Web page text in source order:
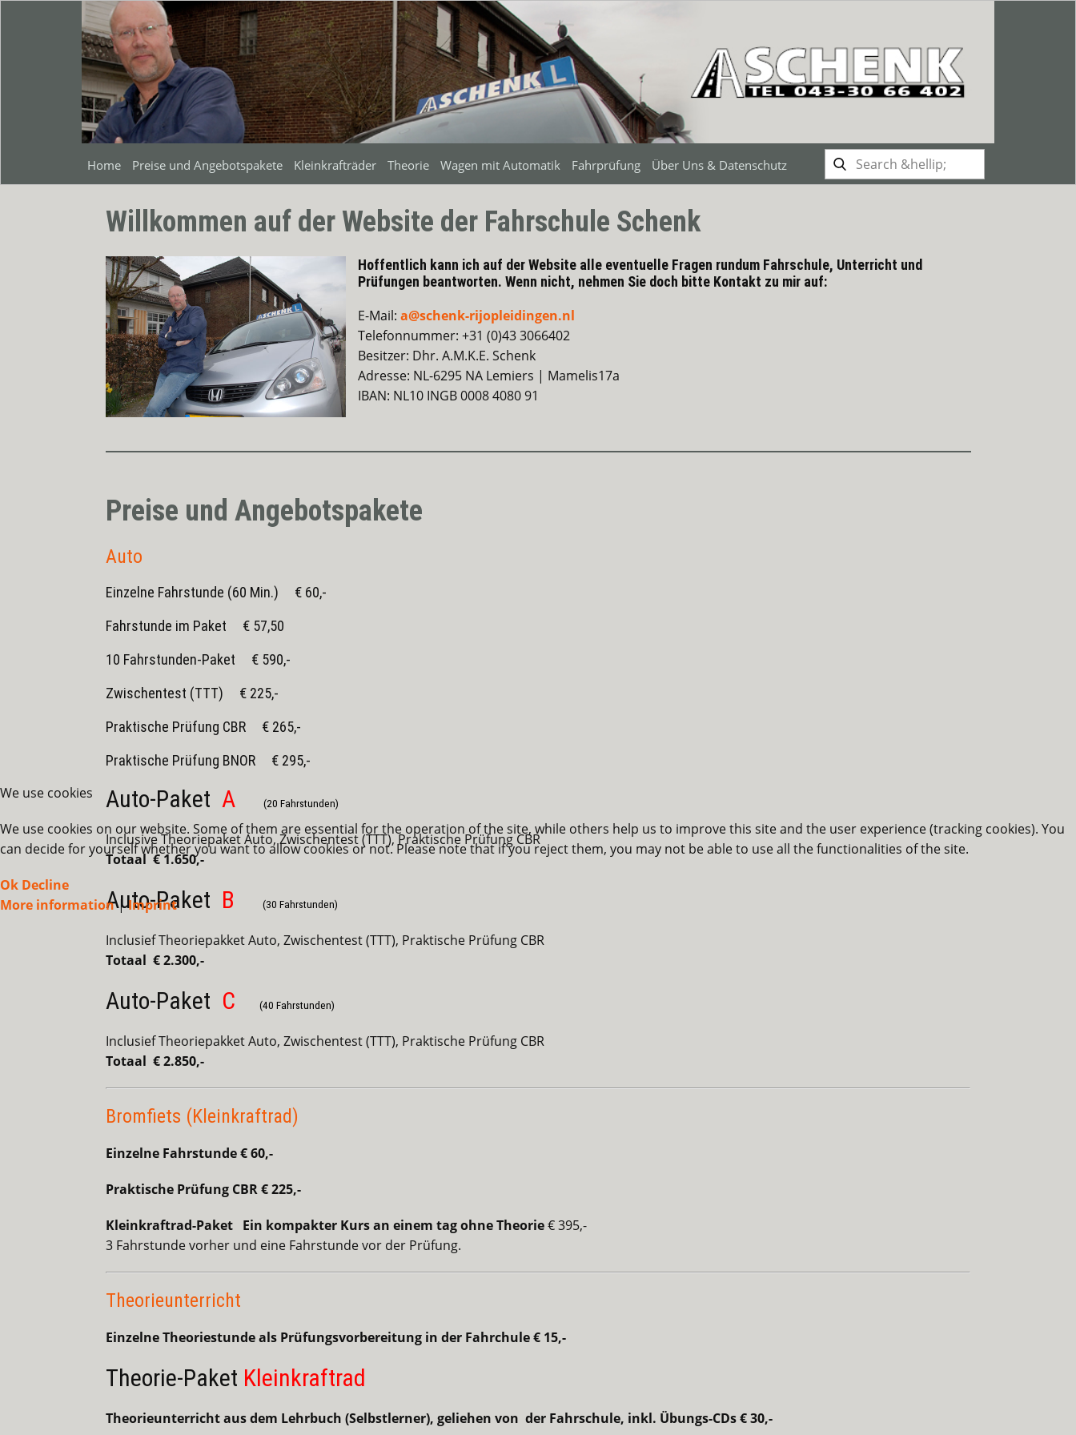
Home Preise und Angebotspakete Kleinkrafträder Theorie Wagen mit Automatik Fahrprüfung Über Uns & Datenschutz
Willkommen auf der Website der Fahrschule Schenk
Hoffentlich kann ich auf der Website alle eventuelle Fragen rundum Fahrschule, Unterricht und
Prüfungen beantworten. Wenn nicht, nehmen Sie doch bitte Kontakt zu mir auf:
E-Mail: a@schenk-rijopleidingen.nl
Telefonnummer: +31 (0)43 3066402
Besitzer: Dhr. A.M.K.E. Schenk
Adresse: NL-6295 NA Lemiers | Mamelis17a
IBAN: NL10 INGB 0008 4080 91
Preise und Angebotspakete
Auto
Einzelne Fahrstunde (60 Min.) € 60,-
Fahrstunde im Paket € 57,50
10 Fahrstunden-Paket € 590,-
Zwischentest (TTT) € 225,-
Praktische Prüfung CBR € 265,-
Praktische Prüfung BNOR € 295,-
Auto-Paket A (20 Fahrstunden)
Inclusive Theoriepaket Auto, Zwischentest (TTT), Praktische Prüfung CBR
Totaal € 1.650,-
Auto-Paket B (30 Fahrstunden)
Inclusief Theoriepakket Auto, Zwischentest (TTT), Praktische Prüfung CBR
Totaal € 2.300,-
Auto-Paket C (40 Fahrstunden)
Inclusief Theoriepakket Auto, Zwischentest (TTT), Praktische Prüfung CBR
Totaal € 2.850,-
Bromfiets (Kleinkraftrad)
Einzelne Fahrstunde € 60,-
Praktische Prüfung CBR € 225,-
Kleinkraftrad-Paket Ein kompakter Kurs an einem tag ohne Theorie€ 395,-
3 Fahrstunde vorher und eine Fahrstunde vor der Prüfung.
Theorieunterricht
Einzelne Theoriestunde als Prüfungsvorbereitung in der Fahrchule € 15,-
Theorie-Paket Kleinkraftrad
Theorieunterricht aus dem Lehrbuch (Selbstlerner), geliehen von der Fahrschule, inkl. Übungs-CDs € 30,-
We use cookies
We use cookies on our website. Some of them are essential for the operation of the site, while others help us to improve this site and the user experience (tracking cookies). You
can decide for yourself whether you want to allow cookies or not. Please note that if you reject them, you may not be able to use all the functionalities of the site.
Ok Decline
More information|Imprint